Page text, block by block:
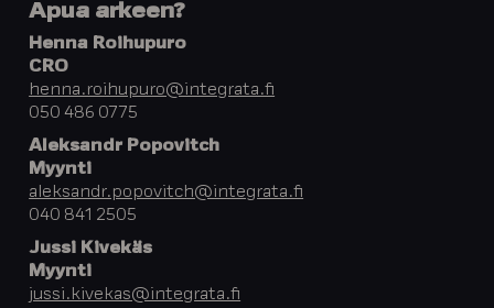
Apua arkeen?
Henna Roihupuro
CRO
henna.roihupuro@integrata.fi
050 486 0775
Aleksandr Popovitch
Myynti
aleksandr.popovitch@integrata.fi
040 841 2505
Jussi Kivekäs
Myynti
jussi.kivekas@integrata.fi